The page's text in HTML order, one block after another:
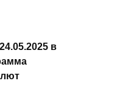
в